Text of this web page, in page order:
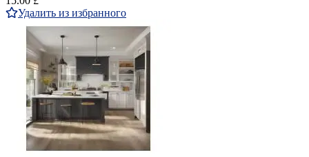
Удалить из избранного